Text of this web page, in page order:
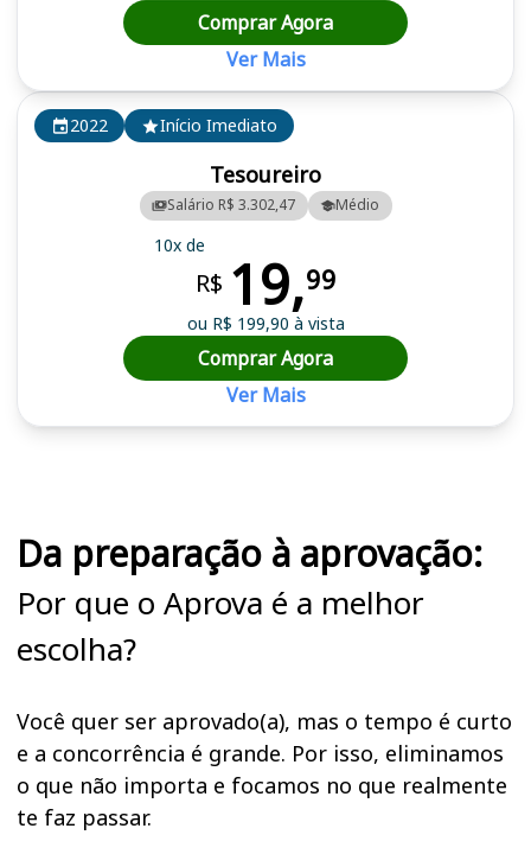
2022 Início Imediato
Tesoureiro
Salário R$ 3.302,47 Médio
10x de
R$ 19,99
ou R$ 199,90 à vista
Comprar Agora
Ver Mais
Comprar Agora
Ver Mais
Da preparação à aprovação:
Por que o Aprova é a melhor
escolha?
Você quer ser aprovado(a), mas o tempo é curto
e a concorrência é grande. Por isso, eliminamos
o que não importa e focamos no que realmente
te faz passar.